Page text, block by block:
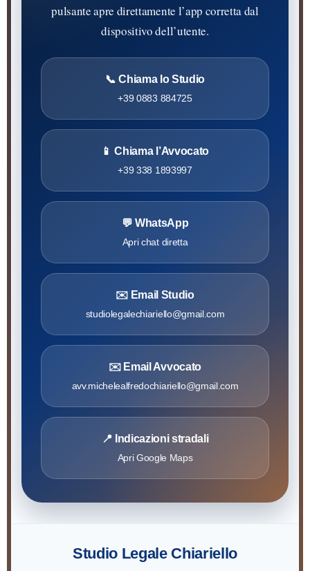
pulsante apre direttamente l’app corretta dal
dispositivo dell’utente.
📞 Chiama lo Studio
+39 0883 884725
📱 Chiama l’Avvocato
+39 338 1893997
💬 WhatsApp
Apri chat diretta
✉️ Email Studio
studiolegalechiariello@gmail.com
✉️ Email Avvocato
avv.michelealfredochiariello@gmail.com
📍 Indicazioni stradali
Apri Google Maps
Studio Legale Chiariello